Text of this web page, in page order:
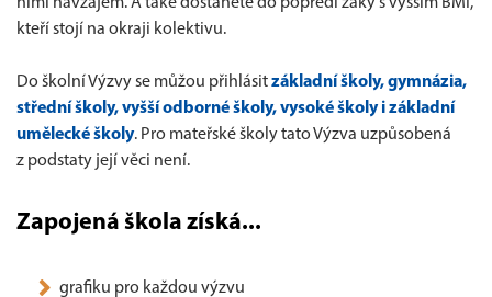
kteří stojí na okraji kolektivu.
Do školní Výzvy se můžou přihlásitzákladní školy, gymnázia,
střední školy, vyšší odborné školy, vysoké školy i základní
umělecké školy. Pro mateřské školy tato Výzva uzpůsobená
z podstaty její věci není.
Zapojená škola získá...
grafiku pro každou výzvu